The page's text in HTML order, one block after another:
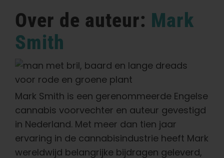
Over de auteur: Mark
Smith
Mark Smith is een gerenommeerde Engelse
cannabis voorvechter en auteur gevestigd
in Nederland. Met meer dan tien jaar
ervaring in de cannabisindustrie heeft Mark
wereldwijd belangrijke bijdragen geleverd,